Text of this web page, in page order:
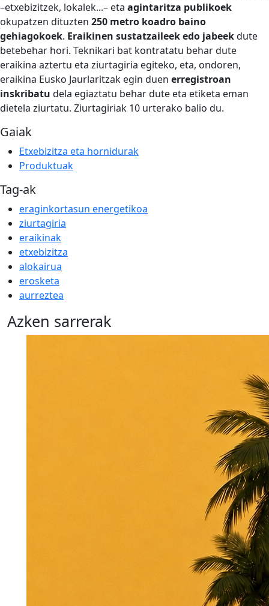
–etxebizitzek, lokalek...– eta agintaritza publikoek
okupatzen dituzten 250 metro koadro baino
gehiagokoek. Eraikinen sustatzaileek edo jabeekdute
betebehar hori. Teknikari bat kontratatu behar dute
eraikina aztertu eta ziurtagiria egiteko, eta, ondoren,
eraikina Eusko Jaurlaritzak egin duen erregistroan
inskribatu dela egiaztatu behar dute eta etiketa eman
dietela ziurtatu. Ziurtagiriak 10 urterako balio du.
Gaiak
Etxebizitza eta hornidurak
Produktuak
Tag-ak
eraginkortasun energetikoa
ziurtagiria
eraikinak
etxebizitza
alokairua
erosketa
aurreztea
Azken sarrerak